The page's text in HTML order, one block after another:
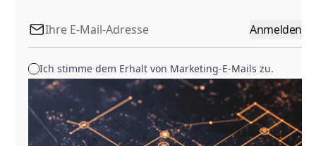
Anmelden
Ich stimme dem Erhalt von Marketing-E-Mails zu.